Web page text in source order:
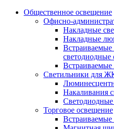
Общественное освещение
Офисно-
Накладные
Накладные
светодиодные
Светильники для
Накаливания
Светодиодные
Торговое освещение
Встраиваемые